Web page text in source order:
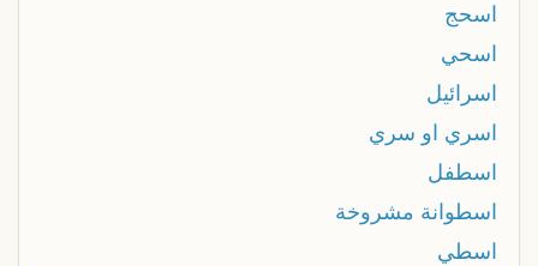
اسحج
اسحي
اسرائيل
اسري او سري
اسطفل
اسطوانة مشروخة
اسطي